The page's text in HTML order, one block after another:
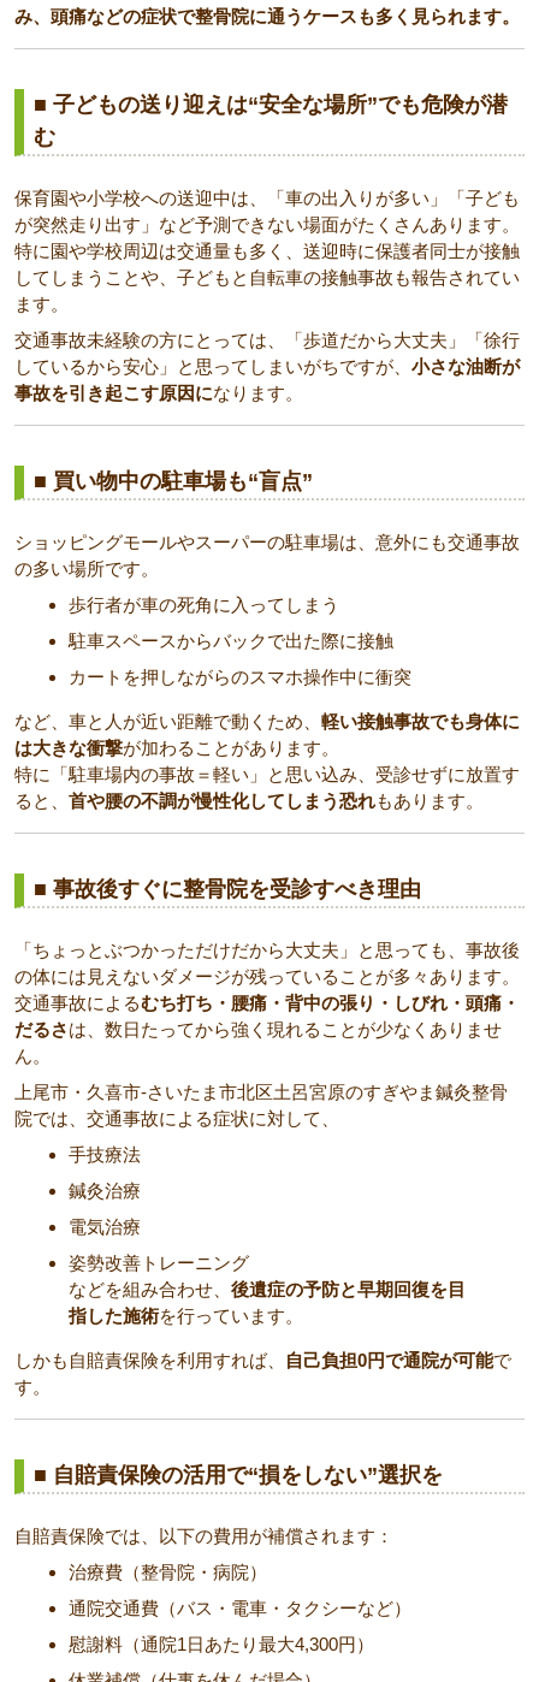
み、頭痛などの症状で整骨院に通うケースも多く見られます。
■ 子どもの送り迎えは“安全な場所”でも危険が潜
む
保育園や小学校への送迎中は、「車の出入りが多い」「子ども
が突然走り出す」など予測できない場面がたくさんあります。
特に園や学校周辺は交通量も多く、送迎時に保護者同士が接触
してしまうことや、子どもと自転車の接触事故も報告されてい
ます。
交通事故未経験の方にとっては、「歩道だから大丈夫」「徐行
しているから安心」と思ってしまいがちですが、 小さな油断が
事故を引き起こす原因になります。
■ 買い物中の駐車場も“盲点”
ショッピングモールやスーパーの駐車場は、意外にも交通事故
の多い場所です。
歩行者が車の死角に入ってしまう
駐車スペースからバックで出た際に接触
カートを押しながらのスマホ操作中に衝突
など、車と人が近い距離で動くため、 軽い接触事故でも身体に
は大きな衝撃が加わることがあります。
特に「駐車場内の事故＝軽い」と思い込み、受診せずに放置す
ると、 首や腰の不調が慢性化してしまう恐れもあります。
■ 事故後すぐに整骨院を受診すべき理由
「ちょっとぶつかっただけだから大丈夫」と思っても、事故後
の体には見えないダメージが残っていることが多々あります。
交通事故によるむち打ち・腰痛・背中の張り・しびれ・頭痛・
だるさは、数日たってから強く現れることが少なくありませ
ん。
上尾市・久喜市-さいたま市北区土呂宮原のすぎやま鍼灸整骨
院では、交通事故による症状に対して、
手技療法
鍼灸治療
電気治療
姿勢改善トレーニング
などを組み合わせ、 後遺症の予防と早期回復を目
指した施術を行っています。
しかも自賠責保険を利用すれば、 自己負担0円で通院が可能で
す。
■ 自賠責保険の活用で“損をしない”選択を
自賠責保険では、以下の費用が補償されます：
治療費（整骨院・病院）
通院交通費（バス・電車・タクシーなど）
慰謝料（通院1日あたり最大4,300円）